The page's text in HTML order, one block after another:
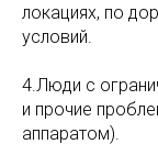
локациях, по
условий.
4.Люди с
и прочие
аппаратом).